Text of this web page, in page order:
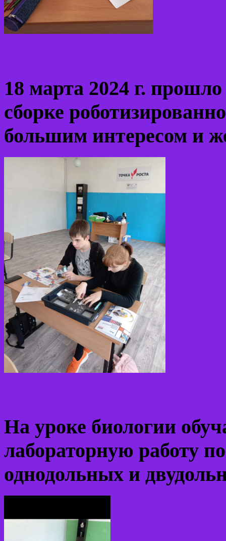
18 марта 2024 г.
сборке
большим интересом и
На уроке биологии
лабораторную работу
однодольных и